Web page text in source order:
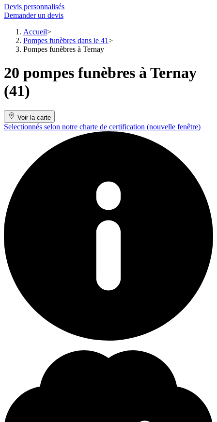
Devis personnalisés
Demander un devis
Accueil
Pompes funèbres dans le 41
Pompes funèbres à Ternay
20 pompes funèbres à Ternay
(41)
Voir la carte
Selectionnés selon notre charte de certification (nouvelle fenêtre)